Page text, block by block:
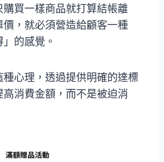
買一樣商品就打算結帳離
，就必須營造給顧客一種
」的感覺。
心理，透過提供明確的達標
消費金額，而不是被迫消